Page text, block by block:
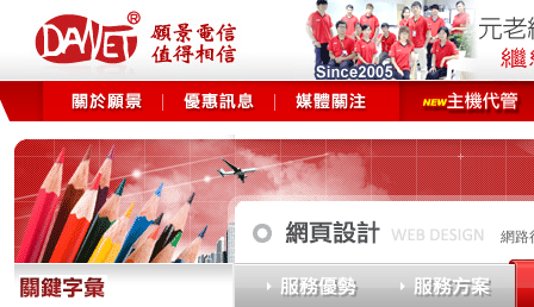
網路